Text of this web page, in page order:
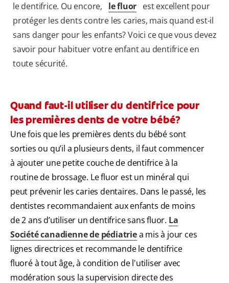
le dentifrice. Ou encore,
le fluor est excellent pour
protéger les dents contre les caries, mais quand est-il
sans danger pour les enfants? Voici ce que vous devez
savoir pour habituer votre enfant au dentifrice en
toute sécurité.
Quand faut-il utiliser du dentifrice pour
les premières dents de votre bébé?
Une fois que les premières dents du bébé sont
sorties ou qu’il a plusieurs dents, il faut commencer
à ajouter une petite couche de dentifrice à la
routine de brossage. Le fluor est un minéral qui
peut prévenir les caries dentaires. Dans le passé, les
dentistes recommandaient aux enfants de moins
de 2 ans d’utiliser un dentifrice sans fluor. La
Société canadienne de pédiatriea mis à jour ces
lignes directrices et recommande le dentifrice
fluoré à tout âge, à condition de l'utiliser avec
modération sous la supervision directe des